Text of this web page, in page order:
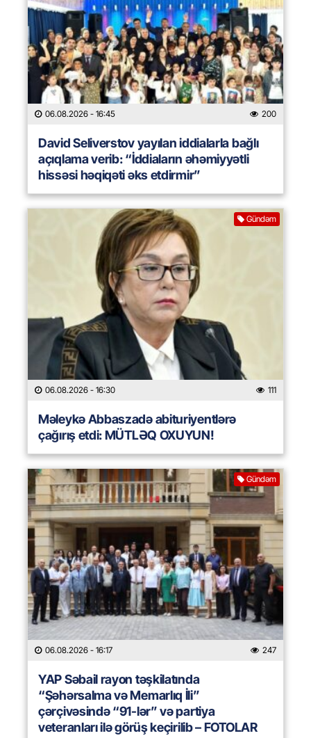
06.08.2026 - 16:45 200
David Seliverstov yayılan iddialarla bağlı
açıqlama verib: “İddiaların əhəmiyyətli
hissəsi həqiqəti əks etdirmir”
Gündəm
06.08.2026 - 16:30 111
Məleykə Abbaszadə abituriyentlərə
çağırış etdi: MÜTLƏQ OXUYUN!
Gündəm
06.08.2026 - 16:17 247
YAP Səbail rayon təşkilatında
“Şəhərsalma və Memarlıq İli”
çərçivəsində “91-lər” və partiya
veteranları ilə görüş keçirilib – FOTOLAR